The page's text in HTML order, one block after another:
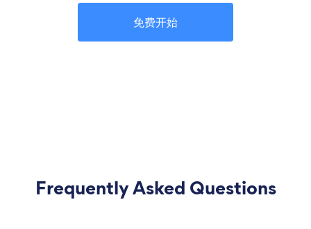
免费开始
Frequently Asked Questions